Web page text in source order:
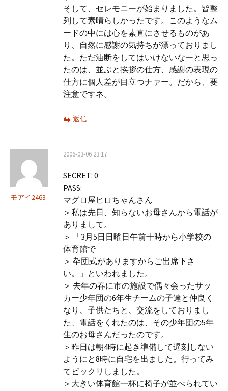
そして、セレモニーが始まりました。皆整
列して素晴らしかったです。このようなム
ードの中には心を素直にさせるものがあ
り、自然に感謝の気持ちが漂っておりまし
た。ただ油断をしてはいけないなーと思っ
たのは、並ぶと挨拶の仕方、感謝の表現の
仕方に個人差が目立つナァー。だから、要
注意ですネ。
返信
モアイ2463
2006-03-06 23:17
SECRET: 0
PASS:
マグロ屋ヒロちゃんさん
＞私は先日、知らないお母さんから電話が
ありまして。
＞ 「3月5日日曜日午前十時から小学校の
体育館で
＞ 卆団式がありますからご出席下さ
い。」といわれました。
＞ 去年の春に市の施設で偶々会ったサッ
カー少年団の6年生チームの子達と仲良く
なり、子供たちと、交流をしておりまし
た、電話をくれたのは、その少年団の5年
生のお母さんだったのです。
＞昨日は朝4時に起き準備して遅刻しない
ようにと8時に自宅を出ました。行ってみ
てビックリしました。
＞大きい体育館一杯に椅子が並べられてい